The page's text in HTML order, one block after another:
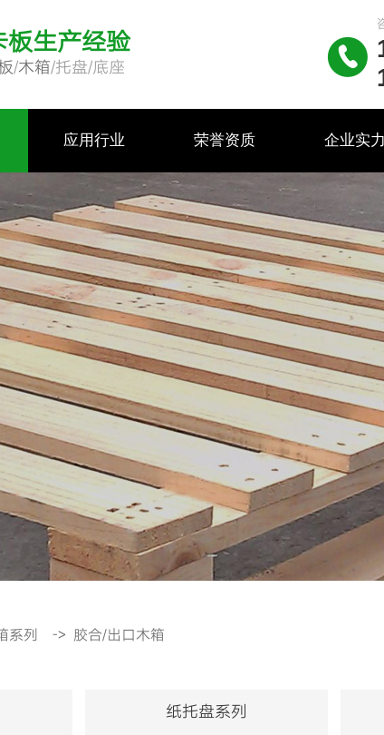
板生产经验
/木箱/托盘/底座 
应用行业 荣誉资质 企业实
系列 -> 胶合/出口木箱
纸托盘系列